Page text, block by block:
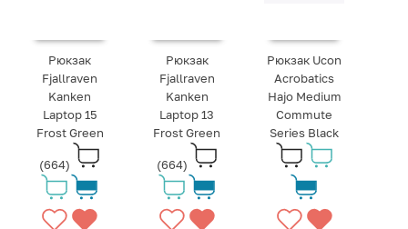
Рюкзак
Fjallraven
Kanken
Laptop 15
Frost Green
(664)
Рюкзак
Fjallraven
Kanken
Laptop 13
Frost Green
(664)
Рюкзак Ucon
Acrobatics
Hajo Medium
Commute
Series Black